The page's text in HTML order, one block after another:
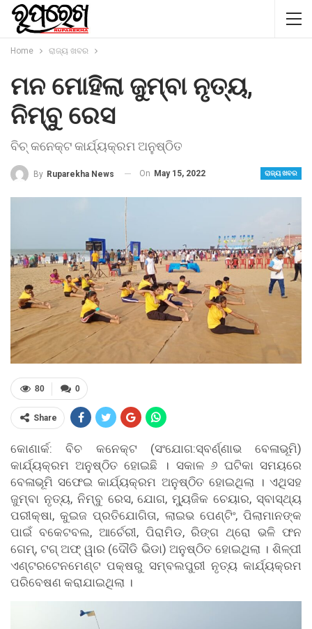
Home ରାଜ୍ୟ ଖବର
ମନ ମୋହିଲା ଜୁମ୍ବା ନୃତ୍ୟ,
ନିମ୍ବୁ ରେସ
ବିଚ୍ କନେକ୍ଟ କାର୍ଯ୍ୟକ୍ରମ ଅନୁଷ୍ଠିତ
ରାଜ୍ୟ ଖବର
By Ruparekha News On May 15, 2022
0
80
Share
କୋଣାର୍କ: ବିଚ କନେକ୍ଟ (ସଂଯୋଗ:ସ୍ବର୍ଣ୍ଣାଭ ବେଳାଭୂମି)
କାର୍ଯ୍ୟକ୍ରମ ଅନୁଷ୍ଠିତ ହୋଇଛି । ସକାଳ ୬ ଘଟିକା ସମୟରେ
ବେଳାଭୂମି ସଫେଇ କାର୍ଯ୍ୟକ୍ରମ ଅନୁଷ୍ଠିତ ହୋଇଥିଲା । ଏଥିସହ
ଜୁମ୍ବା ନୃତ୍ୟ, ନିମ୍ବୁ ରେସ, ଯୋଗ, ମ୍ୟୁଜିକ ଚେୟାର, ସ୍ବାସ୍ଥ୍ୟ
ପରୀକ୍ଷା, କୁଇଜ ପ୍ରତିଯୋଗିତା, ଲାଇଭ ପେଣ୍ଟିଂ, ପିଲାମାନଙ୍କ
ପାଇଁ ବକେଟବଲ, ଆର୍ଚେରୀ, ପିରାମିଡ, ରିଙ୍ଗ ଥ୍ରୋ ଭଳି ଫନ
ଗେମ୍, ଟଗ୍ ଅଫ୍ ୱାର (ଦୌଡି ଭିଡା) ଅନୁଷ୍ଠିତ ହୋଇଥିଲା । ଶିଳ୍ପୀ
ଏଣ୍ଟରଟେନମେଣ୍ଟ ପକ୍ଷରୁ ସମ୍ବଲପୁରୀ ନୃତ୍ୟ କାର୍ଯ୍ୟକ୍ରମ
ପରିବେଷଣ କରାଯାଇଥିଲା ।